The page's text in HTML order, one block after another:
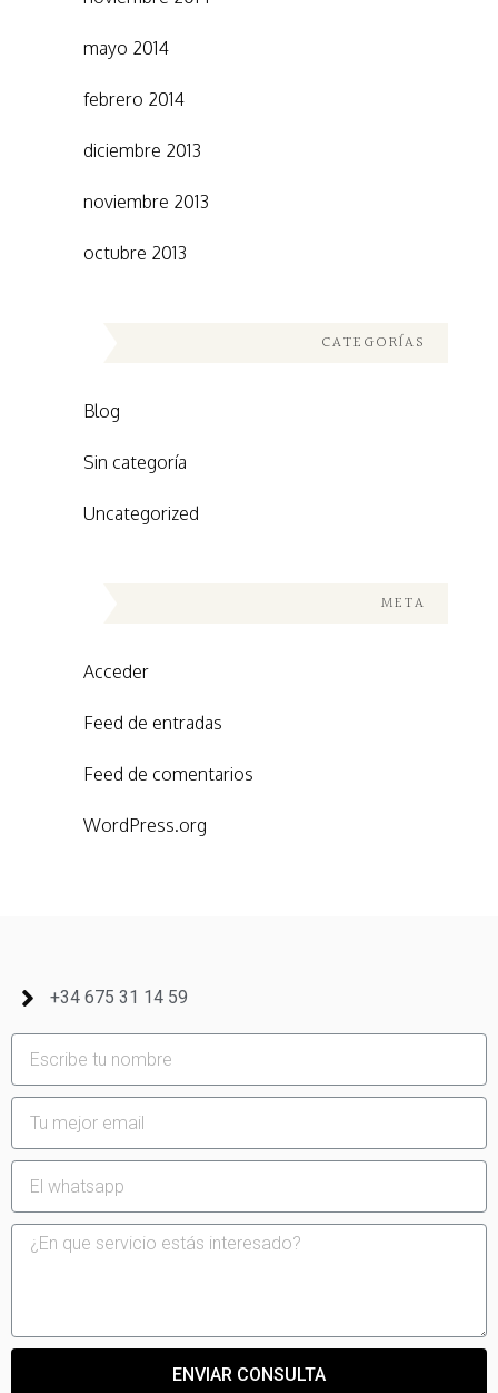
mayo 2014
febrero 2014
diciembre 2013
noviembre 2013
octubre 2013
CATEGORÍAS
Blog
Sin categoría
Uncategorized
META
Acceder
Feed de entradas
Feed de comentarios
WordPress.org
+34 675 31 14 59
ENVIAR CONSULTA